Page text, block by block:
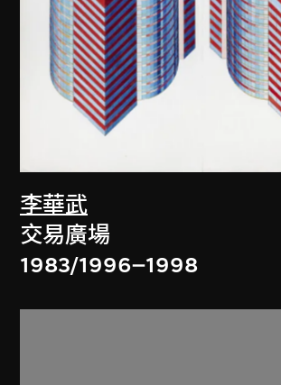
李華武
交易廣場
1983/1996–1998